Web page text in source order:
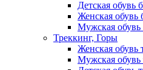
Детская обувь
Женская обувь
Мужская обувь
Треккинг, Горы
Женская обувь
Мужская обувь